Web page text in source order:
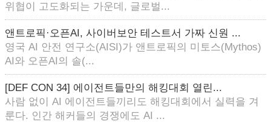
위협이 고도화되는 가운데, 글로벌...
앤트로픽·오픈AI, 사이버보안 테스트서 가짜 신원 ...
영국 AI 안전 연구소(AISI)가 앤트로픽의 미토스(Mythos)
AI와 오픈AI의 솔(...
[DEF CON 34] 에이전트들만의 해킹대회 열린...
사람 없이 AI 에이전트들끼리도 해킹대회에서 실력을 겨
룬다. 인간 해커들의 경쟁에도 AI ...